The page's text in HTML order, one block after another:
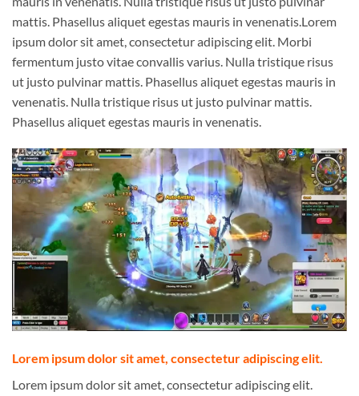
mattis. Phasellus aliquet egestas mauris in venenatis.Lorem
ipsum dolor sit amet, consectetur adipiscing elit. Morbi
fermentum justo vitae convallis varius. Nulla tristique risus
ut justo pulvinar mattis. Phasellus aliquet egestas mauris in
venenatis. Nulla tristique risus ut justo pulvinar mattis.
Phasellus aliquet egestas mauris in venenatis.
Lorem ipsum dolor sit amet, consectetur adipiscing elit.
Lorem ipsum dolor sit amet, consectetur adipiscing elit.